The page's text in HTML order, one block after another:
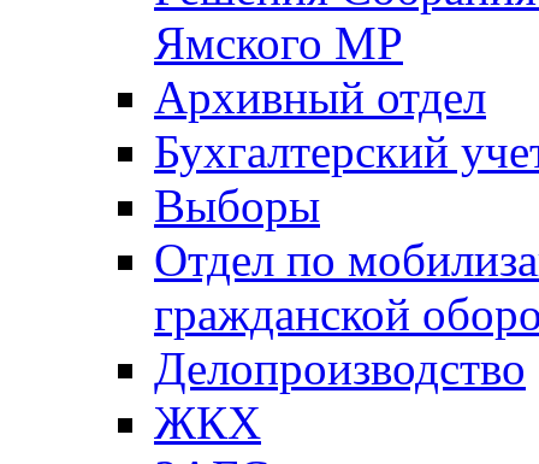
Ямского МР
Архивный отдел
Бухгалтерский
Выборы
Отдел по
гражданской
Делопроизводство
ЖКХ